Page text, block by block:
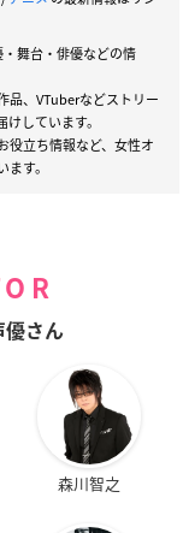
舞台・俳優などの情
品、VTuberなどストリー
しています。
役立ち情報など、女性オ
す。
優さん
森川智之